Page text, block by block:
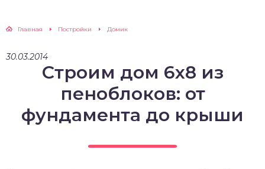
Главная Постройки Домик
30.03.2014
Строим дом 6х8 из
пеноблоков: от
фундамента до крыши